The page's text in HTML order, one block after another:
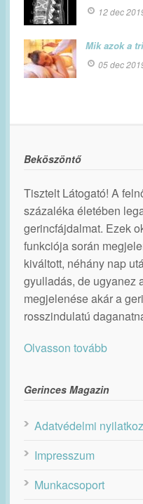
12 dec
Mik azok a
05 dec
Beköszöntő
Tisztelt Látogató! A
százaléka életében
gerincfájdalmat. Ezek
funkciója során
kiváltott, néhány nap
gyulladás, de ugyanez
megjelenése akár a
rosszindulatú
Olvasson tovább
Gerinces Magazin
Adatvédelmi
Impresszum
Munkacsoport